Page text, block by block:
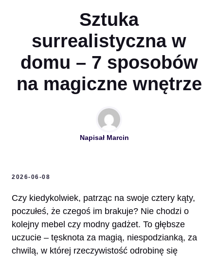
Sztuka
surrealistyczna w
domu – 7 sposobów
na magiczne wnętrze
Napisał Marcin
2026-06-08
Czy kiedykolwiek, patrząc na swoje cztery kąty,
poczułeś, że czegoś im brakuje? Nie chodzi o
kolejny mebel czy modny gadżet. To głębsze
uczucie – tęsknota za magią, niespodzianką, za
chwilą, w której rzeczywistość odrobinę się